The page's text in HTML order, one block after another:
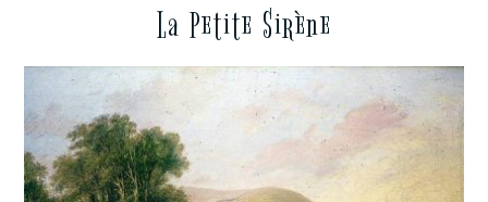
La Petite Sirène